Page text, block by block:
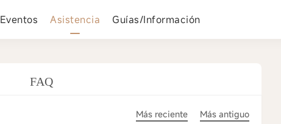
Eventos Asistencia Guías/Información
FAQ
Más reciente Más antiguo